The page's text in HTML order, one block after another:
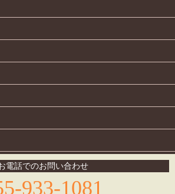
電話でのお問い合わせ
933-1081